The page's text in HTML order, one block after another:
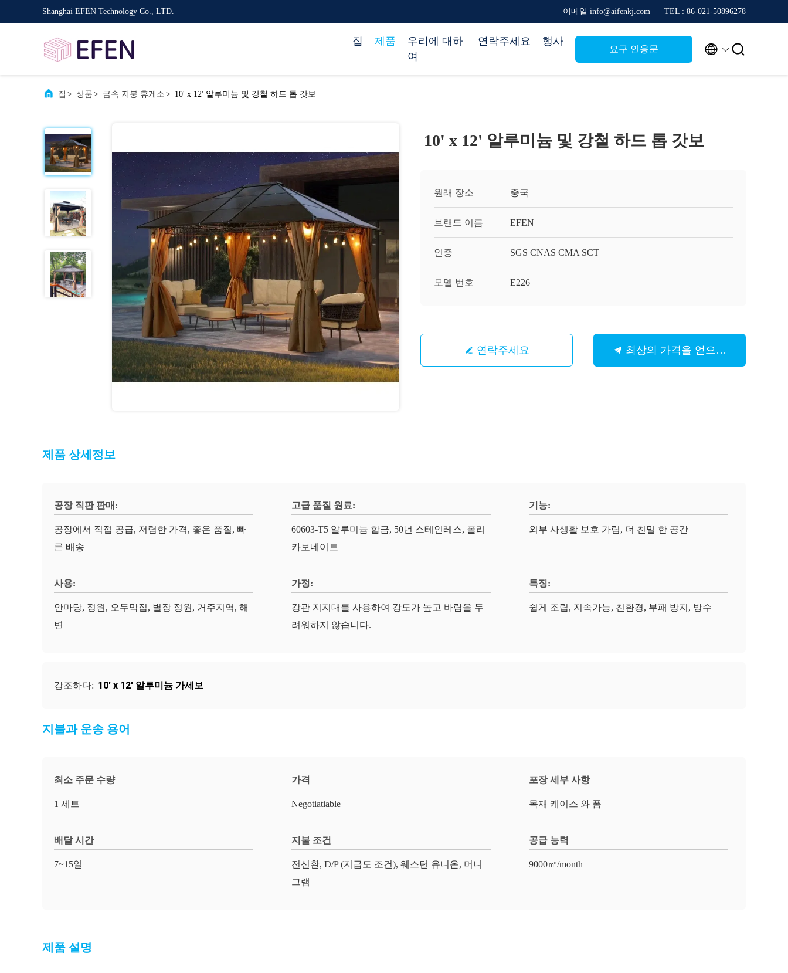
Shanghai EFEN Technology Co., LTD. 이메일 info@aifenkj.com TEL : 86-021-50896278
집 제품
우리에 대하
여
연락주세요 행사
요구 인용문  
집 > 상품 > 금속 지붕 휴게소 > 10' x 12' 알루미늄 및 강철 하드 톱 갓보
10' x 12' 알루미늄 및 강철 하드 톱 갓보
원래 장소 중국
브랜드 이름 EFEN
인증 SGS CNAS CMA SCT
모델 번호 E226
연락주세요 최상의 가격을 얻으세요
제품 상세정보
공장 직판 판매:
공장에서 직접 공급, 저렴한 가격, 좋은 품질, 빠
른 배송
고급 품질 원료:
60603-T5 알루미늄 합금, 50년 스테인레스, 폴리
카보네이트
기능:
외부 사생활 보호 가림, 더 친밀 한 공간
사용:
안마당, 정원, 오두막집, 별장 정원, 거주지역, 해
변
가정:
강관 지지대를 사용하여 강도가 높고 바람을 두
려워하지 않습니다.
특징:
쉽게 조립, 지속가능, 친환경, 부패 방지, 방수
강조하다: 10' x 12' 알루미늄 가세보
지불과 운송 용어
최소 주문 수량
1 세트
가격
Negotiatiable
포장 세부 사항
목재 케이스 와 폼
배달 시간
7~15일
지불 조건
전신환, D/P (지급도 조건), 웨스턴 유니온, 머니
그램
공급 능력
9000㎡/month
제품 설명